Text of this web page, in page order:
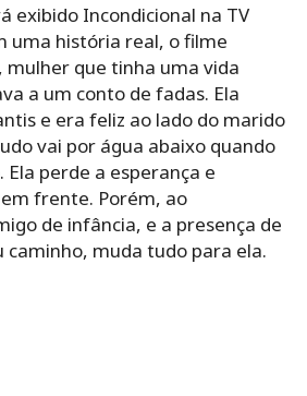
exibido Incondicional na TV
uma história real, o filme
que tinha uma vida
a um conto de fadas. Ela
e era feliz ao lado do marido
vai por água abaixo quando
Ela perde a esperança e
frente. Porém, ao
de infância, e a presença de
caminho, muda tudo para ela.